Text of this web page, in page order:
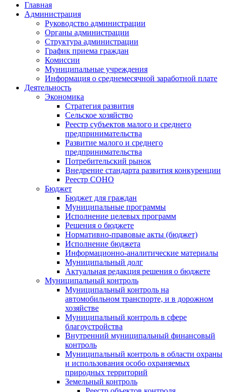
Главная
Администрация
Руководство администрации
Органы администрации
Структура администрации
График приема граждан
Комиссии
Муниципальные учреждения
Информация о среднемесячной заработной плате
Деятельность
Экономика
Стратегия развития
Сельское хозяйство
Реестр субъектов малого и среднего
предпринимательства
Развитие малого и среднего
предпринимательства
Потребительский рынок
Внедрение стандарта развития конкуренции
Реестр СОНО
Бюджет
Бюджет для граждан
Муниципальные программы
Исполнение целевых программ
Решения о бюджете
Нормативно-правовые акты (бюджет)
Исполнение бюджета
Информационно-аналитические материалы
Муниципальный долг
Актуальная редакция решения о бюджете
Муниципальный контроль
Муниципальный контроль на
автомобильном транспорте, и в дорожном
хозяйстве
Муниципальный контроль в сфере
благоустройства
Внутренний муниципальный финансовый
контроль
Муниципальный контроль в области охраны
и использования особо охраняемых
природных территорий
Земельный контроль